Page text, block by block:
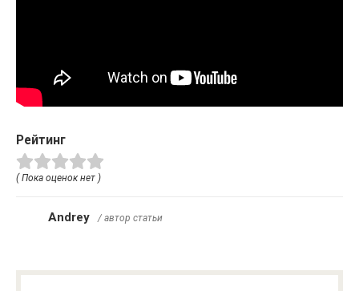
Рейтинг
( Пока оценок нет )
Andrey / автор статьи